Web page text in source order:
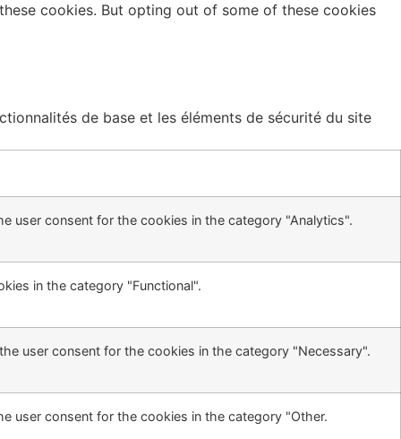
cookies. But opting out of some of these cookies
de base et les éléments de sécurité du site
user consent for the cookies in the category "Analytics".
in the category "Functional".
user consent for the cookies in the category "Necessary".
user consent for the cookies in the category "Other.